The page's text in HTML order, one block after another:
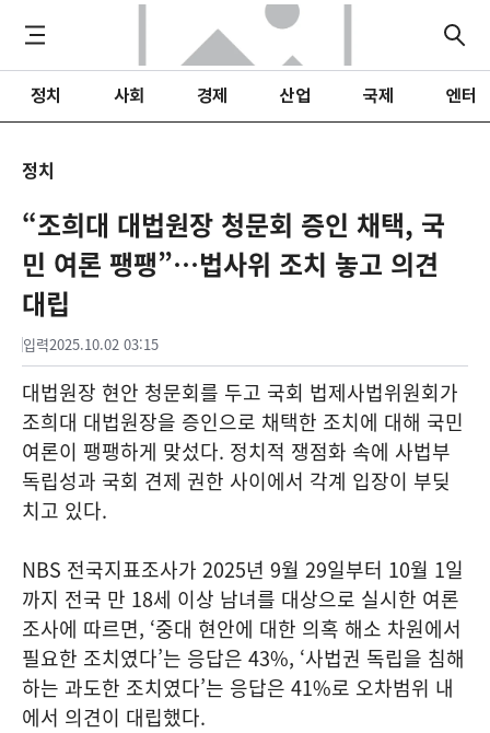
정치 사회 경제 산업 국제 엔터
정치
“조희대 대법원장 청문회 증인 채택, 국
민 여론 팽팽”…법사위 조치 놓고 의견
대립
입력2025.10.02 03:15
대법원장 현안 청문회를 두고 국회 법제사법위원회가
조희대 대법원장을 증인으로 채택한 조치에 대해 국민
여론이 팽팽하게 맞섰다. 정치적 쟁점화 속에 사법부
독립성과 국회 견제 권한 사이에서 각계 입장이 부딪
치고 있다.
NBS 전국지표조사가 2025년 9월 29일부터 10월 1일
까지 전국 만 18세 이상 남녀를 대상으로 실시한 여론
조사에 따르면, ‘중대 현안에 대한 의혹 해소 차원에서
필요한 조치였다’는 응답은 43%, ‘사법권 독립을 침해
하는 과도한 조치였다’는 응답은 41%로 오차범위 내
에서 의견이 대립했다.